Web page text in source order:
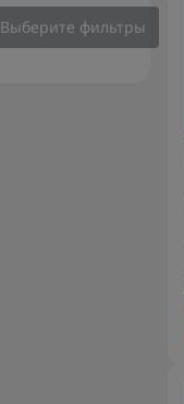
Выберите фильтры